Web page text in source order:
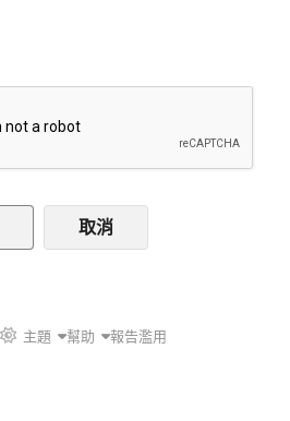
取消
主題 幫助 報告濫用